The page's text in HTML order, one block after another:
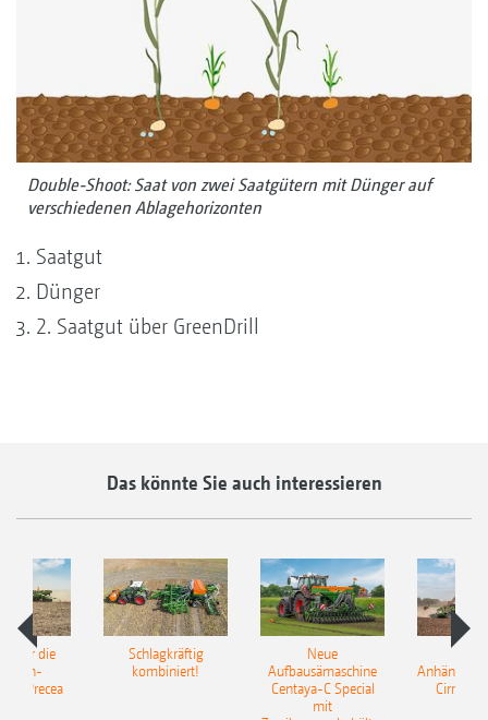
Double-Shoot: Saat von zwei Saatgütern mit Dünger auf
verschiedenen Ablagehorizonten
Saatgut
Dünger
2. Saatgut über GreenDrill
Das könnte Sie auch interessieren
für die
Precea
Schlagkräftig
kombiniert!
Neue
Aufbausämaschine
Centaya-C Special
mit
Cirrus